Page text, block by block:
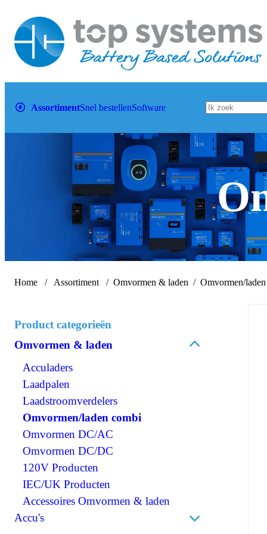
AssortimentSnel bestellenSoftware
Home Assortiment Omvormen & laden Omvormen/
Product categorieën
Omvormen & laden
Acculaders
Laadpalen
Laadstroomverdelers
Omvormen/laden combi
Omvormen DC/AC
Omvormen DC/DC
120V Producten
IEC/UK Producten
Accessoires Omvormen & laden
Accu's